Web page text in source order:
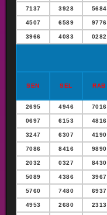
7137 3928 5684
4507 6589 9776
3966 4083 0282
SEN SEL RAB
2695 4946 7016
0697 6153 4816
3247 6307 4190
7086 8416 9890
2032 0327 8430
5089 4386 3967
5760 7480 6937
4953 2680 2313